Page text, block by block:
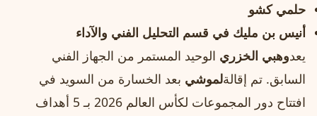
حلمي كشو
أنيس بن مليك في قسم التحليل الفني والآداء
يعدوهبي الخزري الوحيد المستمر من الجهاز الفني
السابق. تم إقالةلموشي بعد الخسارة من السويد في
افتتاح دور المجموعات لكأس العالم 2026 بـ 5 أهداف